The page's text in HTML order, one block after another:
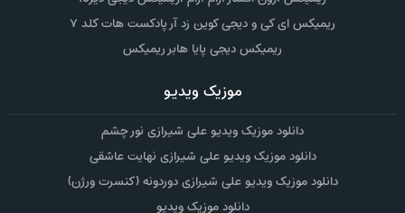
ریمیکس ای کی و دیجی کوین زد آر پادکست هات کلد ۷
ریمیکس دیجی پایا هابر ریمیکس
موزیک ویدیو
دانلود موزیک ویدیو علی شیرازی نور چشم
دانلود موزیک ویدیو علی شیرازی نهایت عاشقی
دانلود موزیک ویدیو علی شیرازی دوردونه (کنسرت ورژن)
دانلود موزیک ویدیو